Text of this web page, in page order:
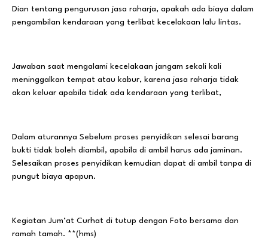
Dian tentang pengurusan jasa raharja, apakah ada biaya dalam
pengambilan kendaraan yang terlibat kecelakaan lalu lintas.
Jawaban saat mengalami kecelakaan jangam sekali kali
meninggalkan tempat atau kabur, karena jasa raharja tidak
akan keluar apabila tidak ada kendaraan yang terlibat,
Dalam aturannya Sebelum proses penyidikan selesai barang
bukti tidak boleh diambil, apabila di ambil harus ada jaminan.
Selesaikan proses penyidikan kemudian dapat di ambil tanpa di
pungut biaya apapun.
Kegiatan Jum’at Curhat di tutup dengan Foto bersama dan
ramah tamah. **(hms)